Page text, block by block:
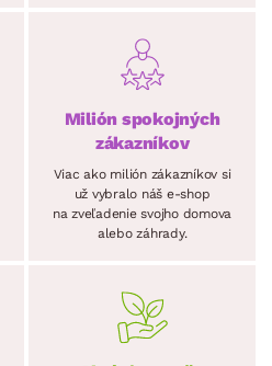
Milión spokojných
zákazníkov
Viac ako milión zákazníkov si
už vybralo náš e-shop
na zveľadenie svojho domova
alebo záhrady.